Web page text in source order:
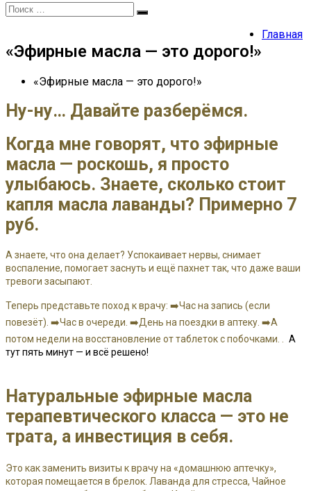
Искать:
Поиск
«Эфирные масла — это дорого!»
Главная
«Эфирные масла — это дорого!»
Ну-ну… Давайте разберёмся.
Когда мне говорят, что эфирные
масла — роскошь, я просто
улыбаюсь. Знаете, сколько стоит
капля масла лаванды? Примерно 7
руб.
А знаете, что она делает? Успокаивает нервы, снимает
воспаление, помогает заснуть и ещё пахнет так, что даже ваши
тревоги засыпают.
Теперь представьте поход к врачу: ➡️Час на запись (если
повезёт). ➡️Час в очереди. ➡️День на поездки в аптеку. ➡️А
потом недели на восстановление от таблеток с побочками. .
А
тут пять минут — и всё решено!
Натуральные эфирные масла
терапевтического класса — это не
трата, а инвестиция в себя.
Это как заменить визиты к врачу на «домашнюю аптечку»,
которая помещается в брелок. Лаванда для стресса, Чайное